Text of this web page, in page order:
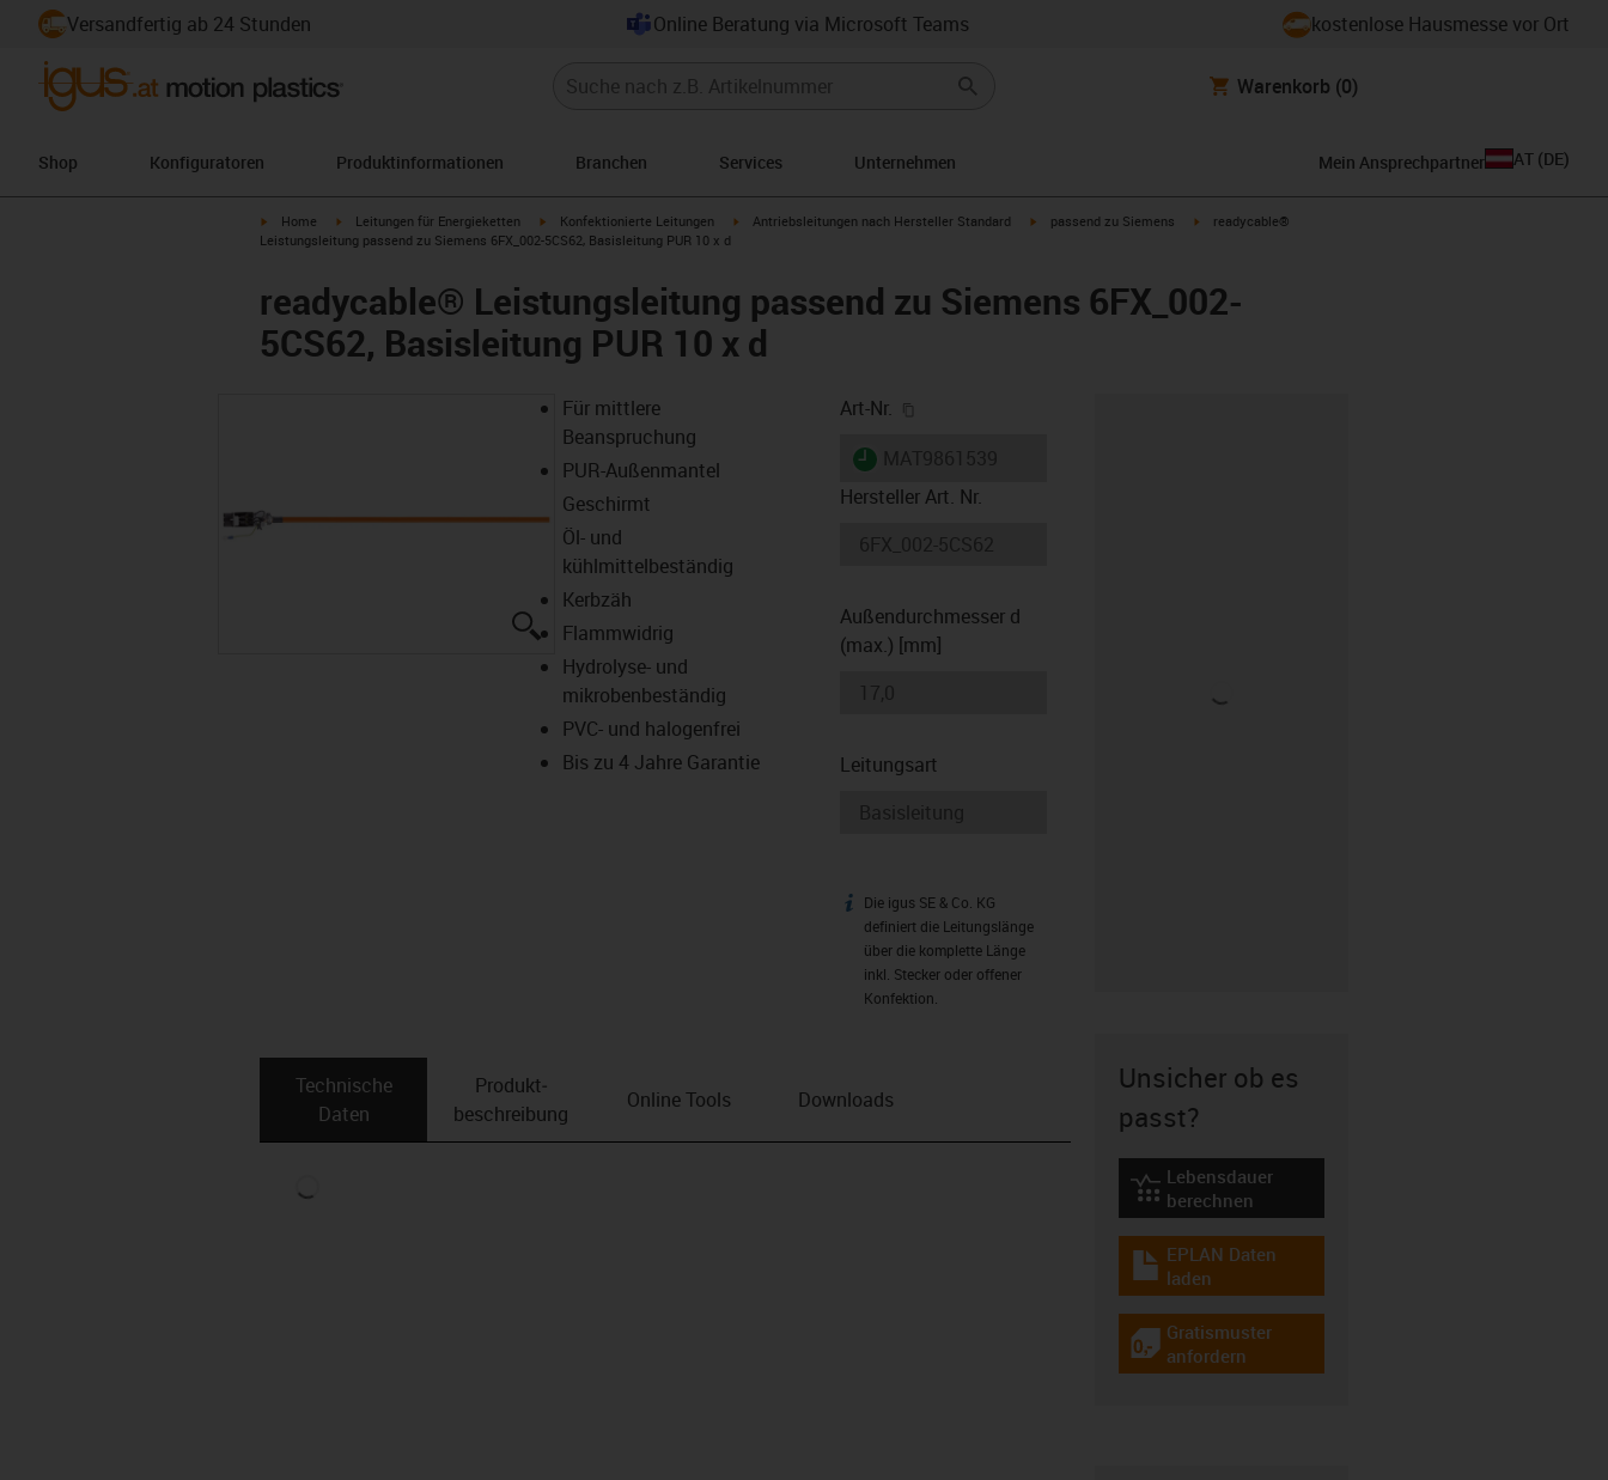
Versandfertig ab 24 Stunden Online Beratung via Microsoft Teams kostenlose Hausmesse vor Ort
Warenkorb (0)
Shop Konfiguratoren Produktinformationen Branchen Services Unternehmen Mein Ansprechpartner AT (DE)
igus-icon-arrow-right
Home igus-icon-arrow-right
Leitungen für Energieketten igus-icon-arrow-right
Konfektionierte Leitungen igus-icon-arrow-right
Antriebsleitungen nach Hersteller Standard igus-icon-arrow-right
passend zu Siemens igus-icon-arrow-right
readycable®
Leistungsleitung passend zu Siemens 6FX_002-5CS62, Basisleitung PUR 10 x d
readycable® Leistungsleitung passend zu Siemens 6FX_002-
5CS62, Basisleitung PUR 10 x d
igus-icon-lupe
Für mittlere
Beanspruchung
PUR-Außenmantel
Geschirmt
Öl- und
kühlmittelbeständig
Kerbzäh
Flammwidrig
Hydrolyse- und
mikrobenbeständig
PVC- und halogenfrei
Bis zu 4 Jahre Garantie
Art-Nr.
igus-icon-lieferzeit
Hersteller Art. Nr.
Außendurchmesser d
(max.) [mm]
Leitungsart
igus-icon-info
Die igus SE & Co. KG
definiert die Leitungslänge
über die komplette Länge
inkl. Stecker oder offener
Konfektion.
Technische
Daten
Produkt­
beschreibung
Online Tools Downloads
Unsicher ob es
passt?
igus-icon-lebensdauerrechner
Lebensdauer
berechnen
igus-icon-download-plan
EPLAN Daten
laden
igus-icon-gratismuster
Gratismuster
anfordern